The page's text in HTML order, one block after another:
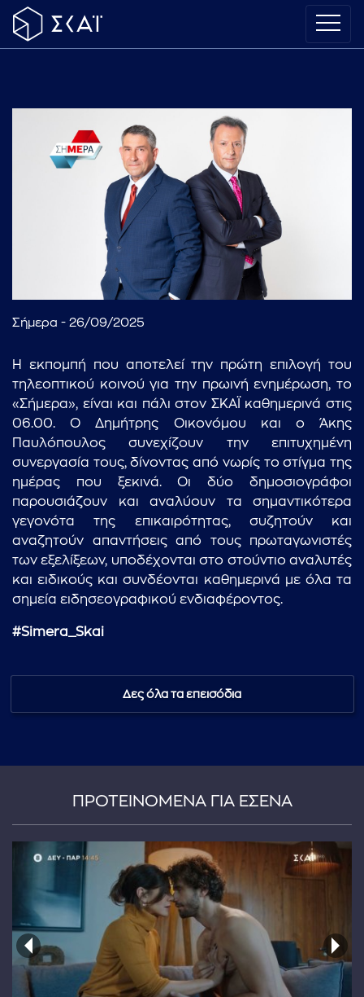
Σήμερα - 26/09/2025
Η εκπομπή που αποτελεί την πρώτη επιλογή του
τηλεοπτικού κοινού για την πρωινή ενημέρωση, το
«Σήμερα», είναι και πάλι στον ΣΚΑΪ καθημερινά στις
06.00. Ο Δημήτρης Οικονόμου και ο Άκης
Παυλόπουλος συνεχίζουν την επιτυχημένη
συνεργασία τους, δίνοντας από νωρίς το στίγμα της
ημέρας που ξεκινά. Οι δύο δημοσιογράφοι
παρουσιάζουν και αναλύουν τα σημαντικότερα
γεγονότα της επικαιρότητας, συζητούν και
αναζητούν απαντήσεις από τους πρωταγωνιστές
των εξελίξεων, υποδέχονται στο στούντιο αναλυτές
και ειδικούς και συνδέονται καθημερινά με όλα τα
σημεία ειδησεογραφικού ενδιαφέροντος.
#Simera_Skai
Δες όλα τα επεισόδια
ΠΡΟΤΕΙΝΟΜΕΝΑ ΓΙΑ ΕΣΕΝΑ